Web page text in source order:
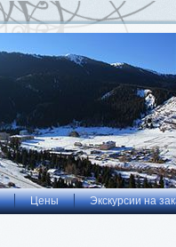
Цены Экскурсии на